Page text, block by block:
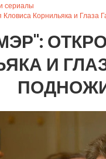
сериалы
Кловиса Корнильяка и
И